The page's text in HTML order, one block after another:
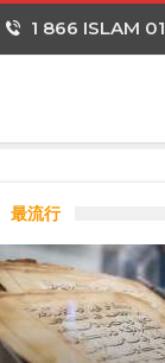
1 866 ISLAM 01
最流行